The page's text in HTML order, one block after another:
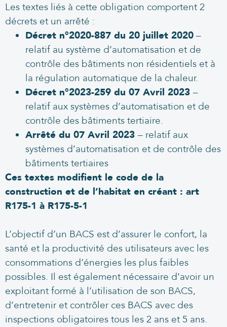
Les textes liés à cette obligation comportent 2
décrets et un arrêté :
Décret n°2020-887 du 20 juillet 2020–
relatif au système d’automatisation et de
contrôle des bâtiments non résidentiels et à
la régulation automatique de la chaleur.
Décret n°2023-259 du 07 Avril 2023 –
relatif aux systèmes d’automatisation et de
contrôle des bâtiments tertiaire.
Arrêté du 07 Avril 2023 – relatif aux
systèmes d’automatisation et de contrôle des
bâtiments tertiaires
Ces textes modifient le code de la
construction et de l’habitat en créant : art
R175-1 à R175-5-1
L’objectif d’un BACS est d’assurer le confort, la
santé et la productivité des utilisateurs avec les
consommations d’énergies les plus faibles
possibles. Il est également nécessaire d’avoir un
exploitant formé à l’utilisation de son BACS,
d’entretenir et contrôler ces BACS avec des
inspections obligatoires tous les 2 ans et 5 ans.